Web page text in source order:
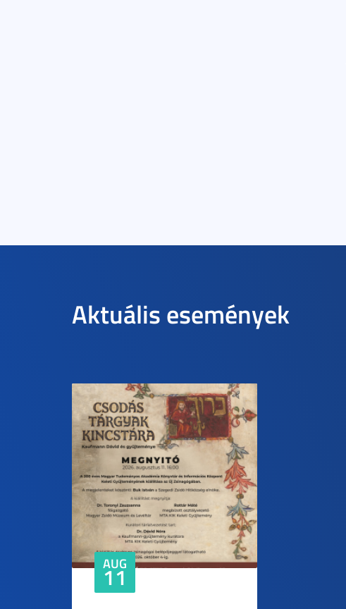
Aktuális események
AUG
11